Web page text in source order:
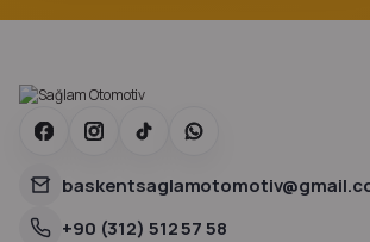
+90 (312) 512 57 58